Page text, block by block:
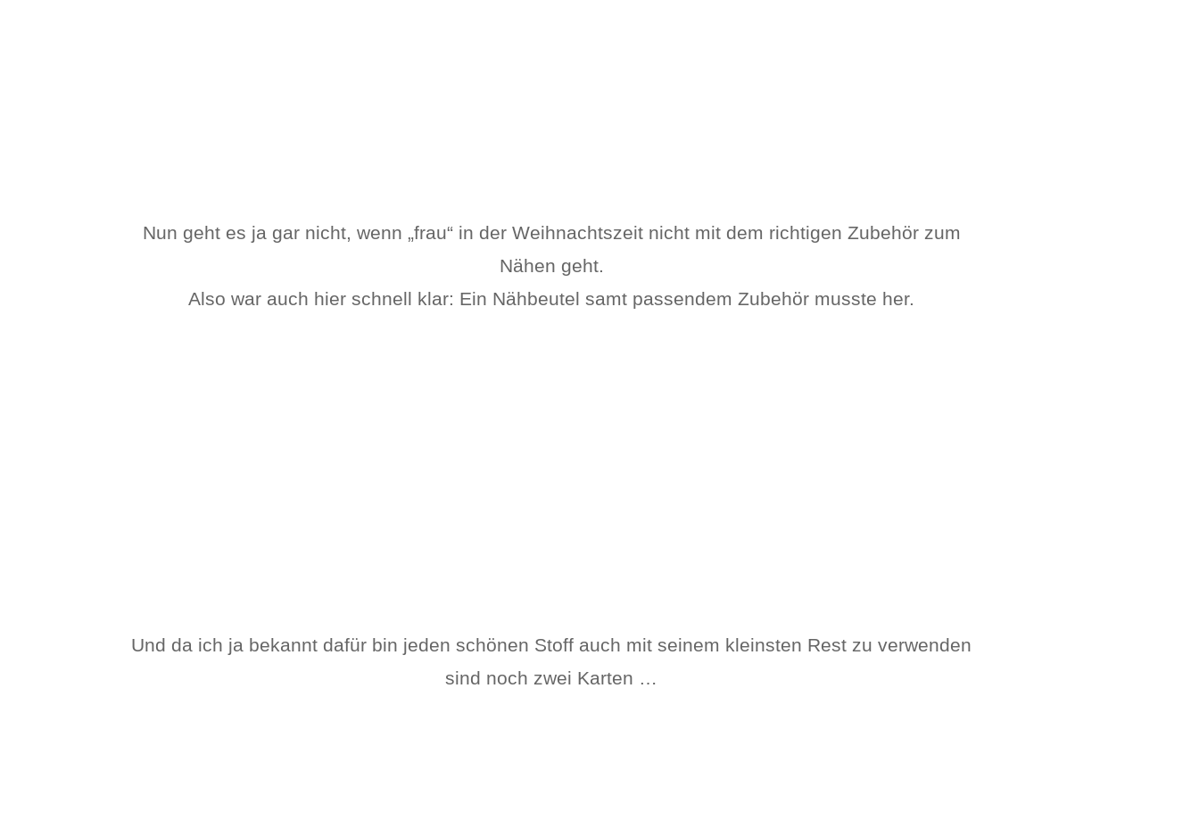
Nun geht es ja gar nicht, wenn „frau“ in der Weihnachtszeit nicht mit dem richtigen Zubehör zum
Nähen geht.
Also war auch hier schnell klar: Ein Nähbeutel samt passendem Zubehör musste her.
Und da ich ja bekannt dafür bin jeden schönen Stoff auch mit seinem kleinsten Rest zu verwenden
sind noch zwei Karten …